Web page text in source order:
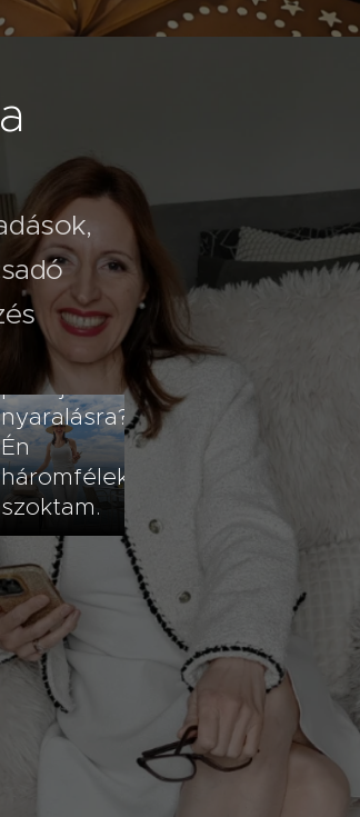
2026.07.23
Hogyan
pakolj a
nyaralásra?
Én
háromféleképpen
szoktam.